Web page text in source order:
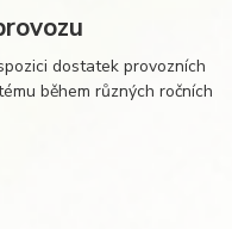
dostatek provozních
během různých ročních